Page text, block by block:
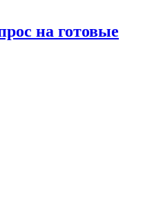
на готовые